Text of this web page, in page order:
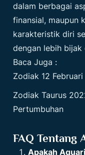
dalam berbagai
finansial, maupun
karakteristik diri
dengan lebih bijak
Baca Juga :
Zodiak 12
Zodiak Taurus
Pertumbuhan
FAQ Tentang
Apakah